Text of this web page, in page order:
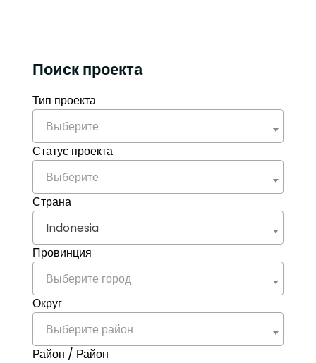
Поиск проекта
Тип проекта
Выберите
Статус проекта
Выберите
Страна
Indonesia
Провинция
Выберите город
Округ
Выберите район
Район / Район